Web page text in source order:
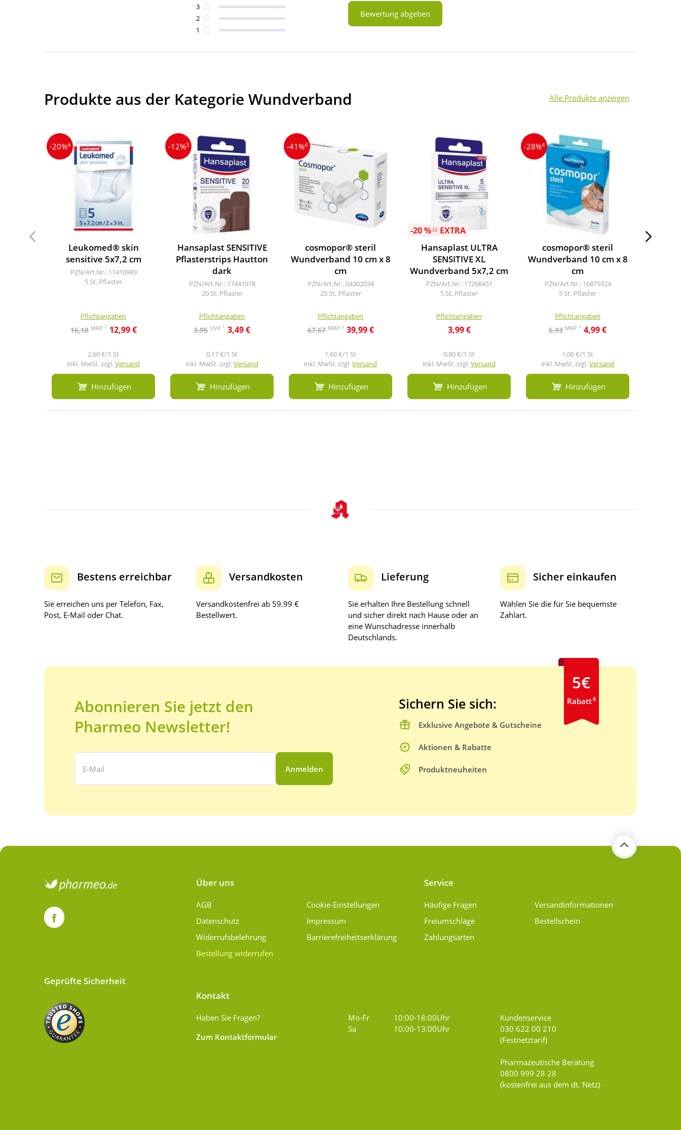
3
2
1
Bewertung abgeben
Produkte aus der Kategorie Wundverband Alle Produkte anzeigen
-20%4
Leukomed® skin
sensitive 5x7,2 cm
PZN/Art.Nr.: 17410989
5 St, Pflaster
Pflichtangaben
16,18 MRP 2 12,99 €
2,60 €/1 St
inkl. MwSt. zzgl.Versand
Hinzufügen
-12%3
Hansaplast SENSITIVE
Pflasterstrips Hautton
dark
PZN/Art.Nr.: 17441978
20 St, Pflaster
Pflichtangaben
3,95 UVP 1 3,49 €
0,17 €/1 St
inkl. MwSt. zzgl.Versand
Hinzufügen
-41%4
cosmopor® steril
Wundverband 10 cm x 8
cm
PZN/Art.Nr.: 04302034
25 St, Pflaster
Pflichtangaben
67,67 MRP 2 39,99 €
1,60 €/1 St
inkl. MwSt. zzgl.Versand
Hinzufügen
-20 %32EXTRA
Hansaplast ULTRA
SENSITIVE XL
Wundverband 5x7,2 cm
PZN/Art.Nr.: 17268451
5 St, Pflaster
Pflichtangaben
3,99 €
0,80 €/1 St
inkl. MwSt. zzgl.Versand
Hinzufügen
-28%4
cosmopor® steril
Wundverband 10 cm x 8
cm
PZN/Art.Nr.: 16875924
5 St, Pflaster
Pflichtangaben
6,93 MRP 2 4,99 €
1,00 €/1 St
inkl. MwSt. zzgl.Versand
Hinzufügen
-20 %
Bestens erreichbar
Sie erreichen uns per Telefon, Fax,
Post, E-Mail oder Chat.
Versandkosten
Versandkostenfrei ab 59.99 €
Bestellwert.
Lieferung
Sie erhalten Ihre Bestellung schnell
und sicher direkt nach Hause oder an
eine Wunschadresse innerhalb
Deutschlands.
Sicher einkaufen
Wählen Sie die für Sie bequemste
Zahlart.
Abonnieren Sie jetzt den
Pharmeo Newsletter!
Ihre E-Mail Adresse:
Anmelden
Sichern Sie sich:
Exklusive Angebote & Gutscheine
Aktionen & Rabatte
Produktneuheiten
5€
Rabatt6
Über uns
AGB
Datenschutz
Widerrufsbelehrung
Bestellung widerrufen
Cookie-Einstellungen
Impressum
Barrierefreiheitserklärung
Service
Häufige Fragen
Freiumschläge
Zahlungsarten
Versand­informationen
Bestellschein
Kontakt
Haben Sie Fragen?
Zum Kontaktformular
Mo-Fr
10:00-18:00Uhr
Sa
10:00-13:00Uhr
Kundenservice
030 622 00 210
(Festnetztarif)
Pharmazeutische Beratung
0800 999 28 28
(kostenfrei aus dem dt. Netz)
Geprüfte Sicherheit